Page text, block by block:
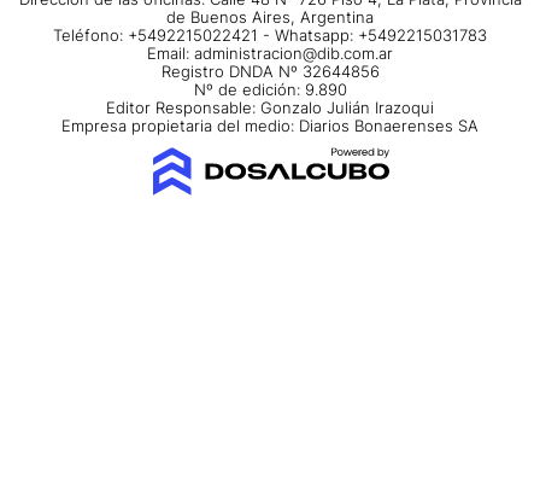
de Buenos Aires, Argentina
Teléfono: +5492215022421 - Whatsapp: +5492215031783
Email: administracion@dib.com.ar
Registro DNDA Nº 32644856
Nº de edición: 9.890
Editor Responsable: Gonzalo Julián Irazoqui
Empresa propietaria del medio: Diarios Bonaerenses SA